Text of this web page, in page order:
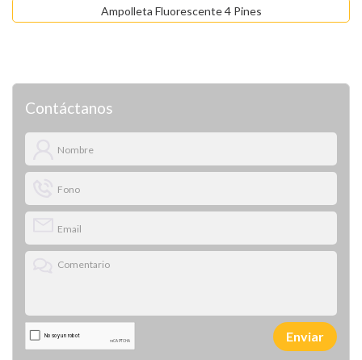
Ampolleta Fluorescente 4 Pines
Contáctanos
Enviar